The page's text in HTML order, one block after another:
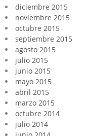
diciembre 2015
noviembre 2015
octubre 2015
septiembre 2015
agosto 2015
julio 2015
junio 2015
mayo 2015
abril 2015
marzo 2015
octubre 2014
julio 2014